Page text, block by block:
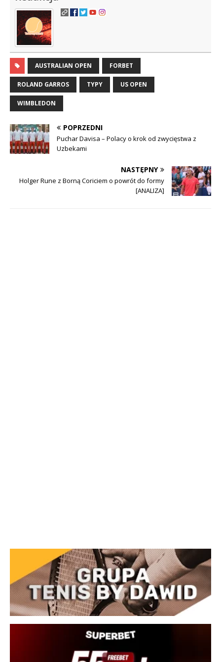
AUSTRALIAN OPEN FORBET
ROLAND GARROS TYPY US OPEN
WIMBLEDON
POPRZEDNI
Puchar Davisa – Polacy o krok od zwycięstwa z
Uzbekami
NASTĘPNY
Holger Rune z Borną Coriciem o powrót do formy
[ANALIZA]